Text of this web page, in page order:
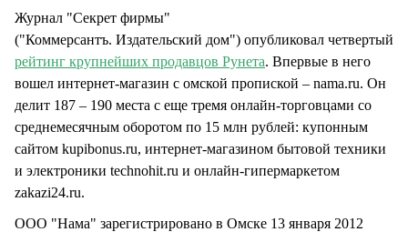
Журнал "Секрет фирмы"
("Коммерсантъ. Издательский дом") опубликовал четвертый
рейтинг крупнейших продавцов Рунета. Впервые в него
вошел интернет-магазин с омской пропиской – nama.ru. Он
делит 187 – 190 места с еще тремя онлайн-торговцами со
среднемесячным оборотом по 15 млн рублей: купонным
сайтом kupibonus.ru, интернет-магазином бытовой техники
и электроники technohit.ru и онлайн-гипермаркетом
zakazi24.ru.
ООО "Нама" зарегистрировано в Омске 13 января 2012